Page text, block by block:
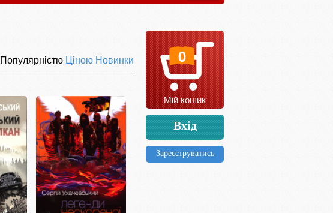
Популярністю Ціною Новинки 0
Мій кошик
Вхід
Зареєструватись